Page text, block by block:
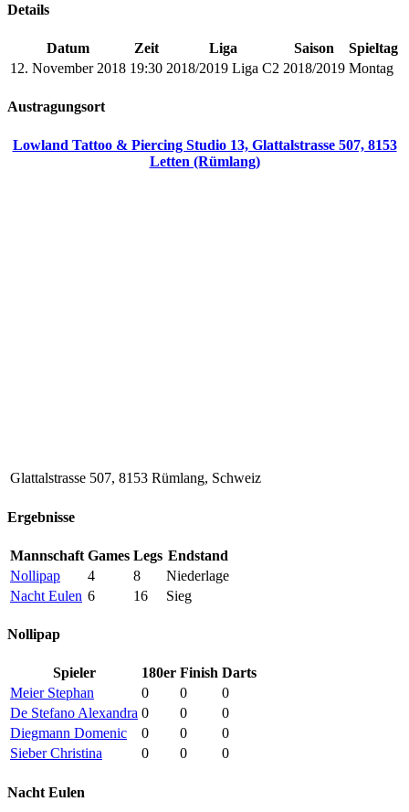
Details
Datum Zeit Liga Saison
Spieltag
12. November 2018 19:30 2018/2019 Liga C2 2018/2019 Montag
Austragungsort
Lowland Tattoo & Piercing Studio 13, Glattalstrasse 507, 8153
Letten (Rümlang)
Glattalstrasse 507, 8153 Rümlang, Schweiz
Ergebnisse
Mannschaft Games Legs Endstand
Nollipap
4 8
Niederlage
Nacht Eulen 6 16 Sieg
Nollipap
Spieler 180er Finish Darts
Meier Stephan
0 0
0
De Stefano Alexandra 0 0
0
Diegmann Domenic
0 0
0
Sieber Christina
0 0 0
Nacht Eulen